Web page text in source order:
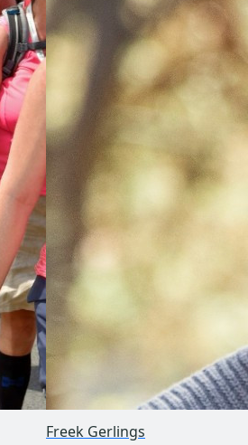
Freek Gerlings